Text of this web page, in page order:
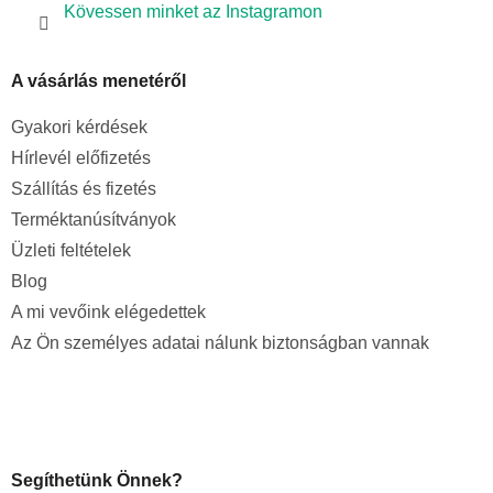
Kövessen minket az Instagramon
A vásárlás menetéről
Gyakori kérdések
Hírlevél előfizetés
Szállítás és fizetés
Terméktanúsítványok
Üzleti feltételek
Blog
A mi vevőink elégedettek
Az Ön személyes adatai nálunk biztonságban vannak
Segíthetünk Önnek?